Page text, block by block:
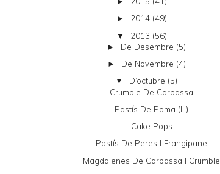
► 2014 (49)
▼ 2013 (56)
► De Desembre (5)
► De Novembre (4)
▼ D’octubre (5)
Crumble De Carbassa
Pastís De Poma (III)
Cake Pops
Pastís De Peres I Frangipane
Magdalenes De Carbassa I Crumble